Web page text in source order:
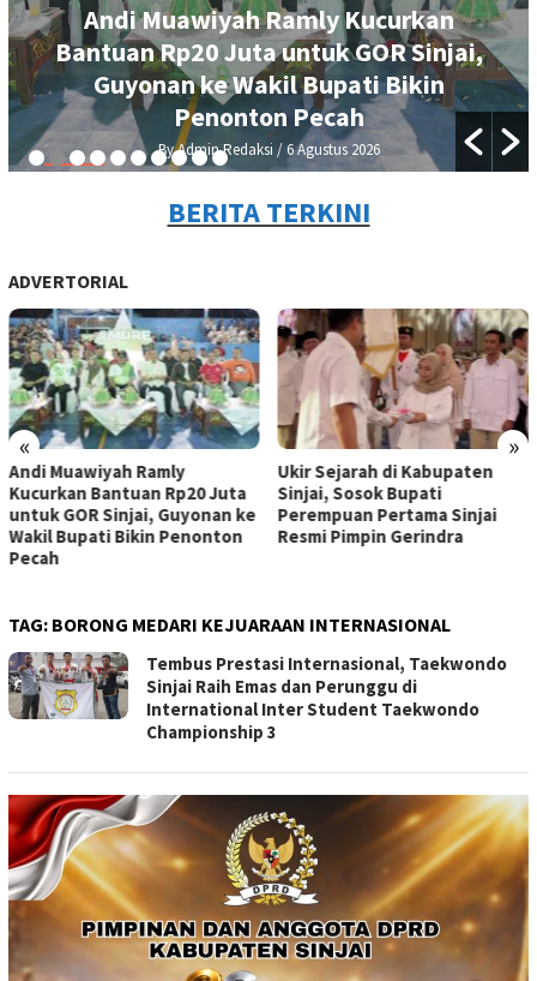
Andi Muawiyah Ramly Kucurkan
Bantuan Rp20 Juta untuk GOR Sinjai,
Guyonan ke Wakil Bupati Bikin
Penonton Pecah
By Admin Redaksi / 6 Agustus 2026
BERITA TERKINI
ADVERTORIAL
« »
Andi Muawiyah Ramly
Kucurkan Bantuan Rp20 Juta
untuk GOR Sinjai, Guyonan ke
Wakil Bupati Bikin Penonton
Pecah
Ukir Sejarah di Kabupaten
Sinjai, Sosok Bupati
Perempuan Pertama Sinjai
Resmi Pimpin Gerindra
TAG: BORONG MEDARI KEJUARAAN INTERNASIONAL
Tembus Prestasi Internasional, Taekwondo
Sinjai Raih Emas dan Perunggu di
International Inter Student Taekwondo
Championship 3